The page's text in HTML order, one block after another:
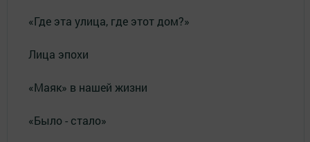
«Где эта улица, где этот дом?»
Лица эпохи
«Маяк» в нашей жизни
«Было - стало»